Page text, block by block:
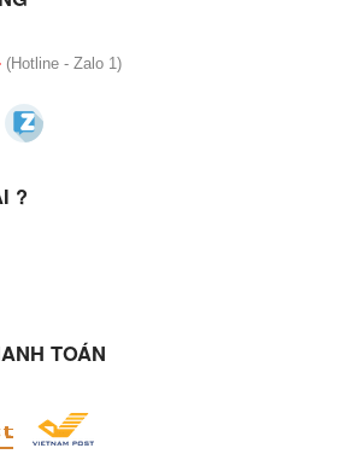
(Hotline - Zalo 1)
?
TOÁN